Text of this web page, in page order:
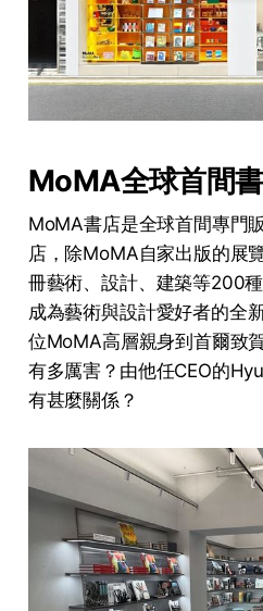
MoMA全球首間
MoMA書店是全球首間專門
店，除MoMA自家出版的展
冊藝術、設計、建築等200
成為藝術與設計愛好者的全
位MoMA高層親身到首爾致
有多厲害？由他任CEO的
有甚麼關係？